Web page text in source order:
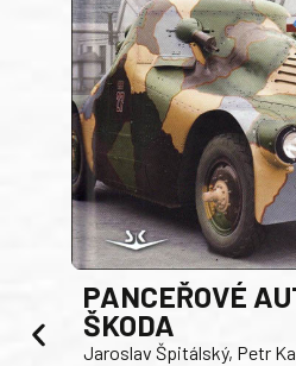
PANCEŘOVÉ
ŠKODA
Jaroslav Špitálský, Petr